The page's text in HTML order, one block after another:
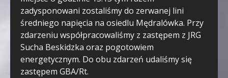
zadysponowani zostaliśmy do zerwanej lini
średniego napięcia na osiedlu Mędralówka. Przy
zdarzeniu współpracowaliśmy z zastępem z JRG
Sucha Beskidzka oraz pogotowiem
energetycznym. Do obu zdarzeń udaliśmy się
zastępem GBA/Rt.